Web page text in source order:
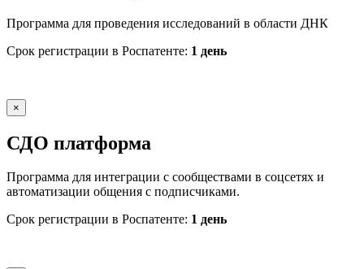
Программа для проведения исследований в области ДНК
Срок регистрации в Роспатенте: 1 день
×
СДО платформа
Программа для интеграции с сообществами в соцсетях и
автоматизации общения с подписчиками.
Срок регистрации в Роспатенте: 1 день